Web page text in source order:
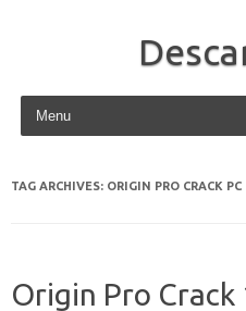
Skip to content
TAG ARCHIVES: ORIGIN PRO CRACK PC
Origin Pro